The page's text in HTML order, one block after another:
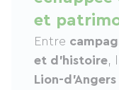
et
Entre
et d’histoire,
Lion-